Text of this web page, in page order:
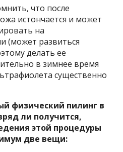
что после
истончается и может
на
(может развиться
делать ее
в зимнее время
существенно
физический пилинг в
ли получится,
этой процедуры
две вещи: